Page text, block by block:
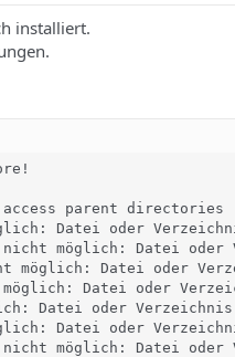
installiert.
access parent
Datei oder
möglich: Datei oder
Datei oder
Datei oder
Datei oder Verzeichnis
Datei oder
möglich: Datei oder